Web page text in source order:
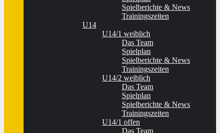
Spielberichte & News
Trainingszeiten
U14
U14/1 weiblich
Das Team
Spielplan
Spielberichte & News
Trainingszeiten
U14/2 weiblich
Das Team
Spielplan
Spielberichte & News
Trainingszeiten
U14/1 offen
Das Team